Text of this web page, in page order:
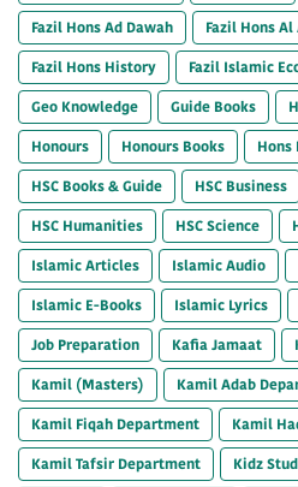
Fazil Hons Ad Dawah
Fazil Hons Al
Fazil Hons History
Fazil Islamic
Geo Knowledge
Guide Books
Honours
Honours Books
Hons
HSC Books & Guide
HSC Business
HSC Humanities
HSC Science
Islamic Articles
Islamic Audio
Islamic E-Books
Islamic Lyrics
Job Preparation
Kafia Jamaat
Kamil (Masters)
Kamil Adab
Kamil Fiqah Department
Kamil
Kamil Tafsir Department
Kidz